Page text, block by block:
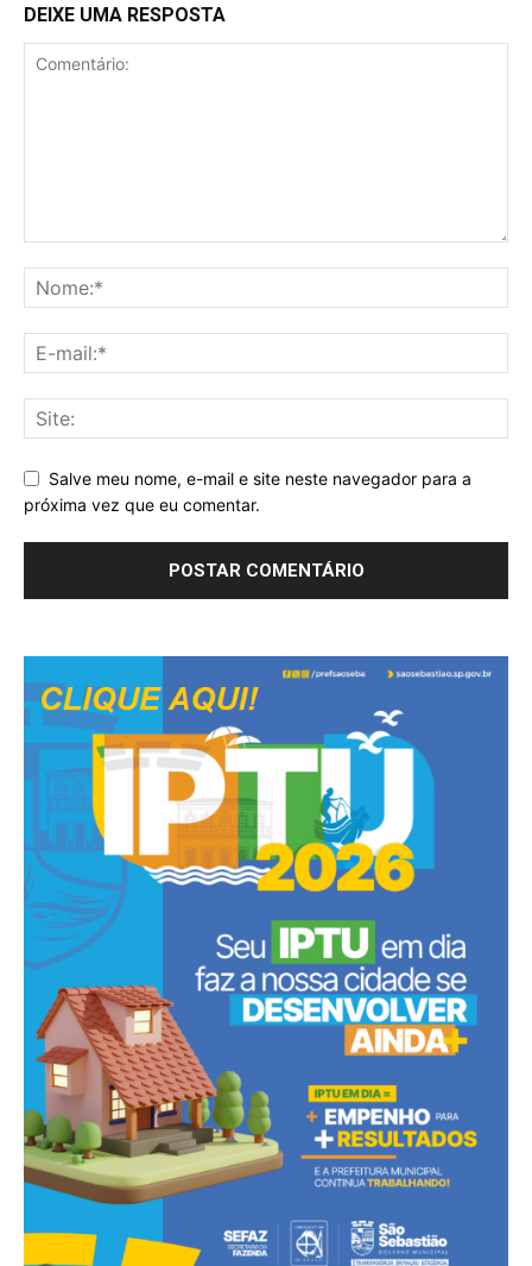
DEIXE UMA RESPOSTA
Salve meu nome, e-mail e site neste navegador para a
próxima vez que eu comentar.